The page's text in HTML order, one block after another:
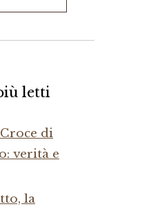
letti
di
verità e
la